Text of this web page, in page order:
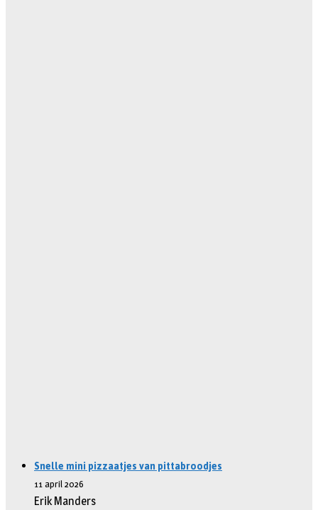
Snelle mini pizzaatjes van pittabroodjes
11 april 2026
Erik Manders